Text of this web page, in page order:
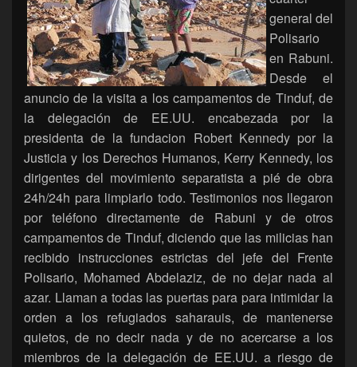
general del
Polisario
en Rabuni.
Desde el
anuncio de la visita a los campamentos de Tinduf, de
la delegación de EE.UU. encabezada por la
presidenta de la fundacion Robert Kennedy por la
Justicia y los Derechos Humanos, Kerry Kennedy, los
dirigentes del movimiento separatista a pié de obra
24h/24h para limpiarlo todo. Testimonios nos llegaron
por teléfono directamente de Rabuni y de otros
campamentos de Tinduf, diciendo que las milicias han
recibido instrucciones estrictas del jefe del Frente
Polisario, Mohamed Abdelaziz, de no dejar nada al
azar. Llaman a todas las puertas para para intimidar la
orden a los refugiados saharauis, de mantenerse
quietos, de no decir nada y de no acercarse a los
miembros de la delegación de EE.UU. a riesgo de